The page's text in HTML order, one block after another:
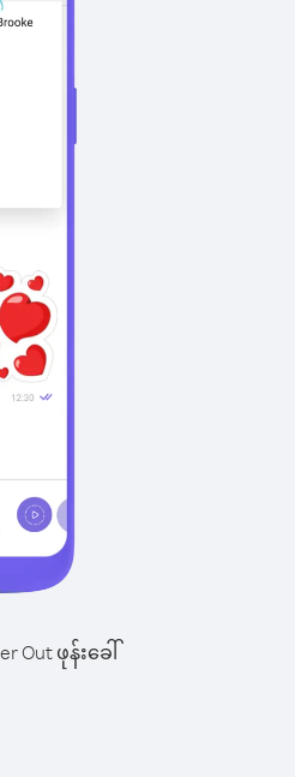
Out ဖုန်းခေါ်